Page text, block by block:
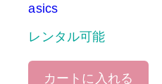
asics
レンタル可能
カートに入れる